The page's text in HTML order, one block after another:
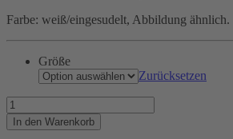
Farbe: weiß/eingesudelt, Abbildung ähnlich.
Größe
Zurücksetzen
Wenns
im
Maschinenraum
In den Warenkorb